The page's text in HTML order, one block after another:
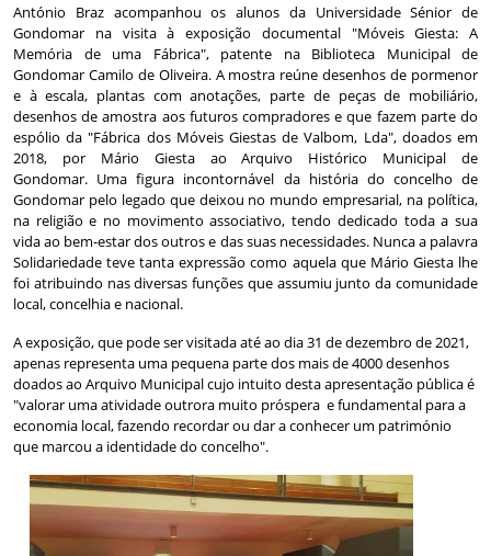
António Braz acompanhou os alunos da Universidade Sénior de
Gondomar na visita à exposição documental "Móveis Giesta: A
Memória de uma Fábrica", patente na Biblioteca Municipal de
Gondomar Camilo de Oliveira. A mostra reúne desenhos de pormenor
e à escala, plantas com anotações, parte de peças de mobiliário,
desenhos de amostra aos futuros compradores e que fazem parte do
espólio da "Fábrica dos Móveis Giestas de Valbom, Lda", doados em
2018, por Mário Giesta ao Arquivo Histórico Municipal de
Gondomar. Uma figura incontornável da história do concelho de
Gondomar pelo legado que deixou no mundo empresarial, na política,
na religião e no movimento associativo, tendo dedicado toda a sua
vida ao bem-estar dos outros e das suas necessidades. Nunca a palavra
Solidariedade teve tanta expressão como aquela que Mário Giesta lhe
foi atribuindo nas diversas funções que assumiu junto da comunidade
local, concelhia e nacional.
A exposição, que pode ser visitada até ao dia 31 de dezembro de 2021,
apenas representa uma pequena parte dos mais de 4000 desenhos
doados ao Arquivo Municipal cujo intuito desta apresentação pública é
"valorar uma atividade outrora muito próspera e fundamental para a
economia local, fazendo recordar ou dar a conhecer um património
que marcou a identidade do concelho".